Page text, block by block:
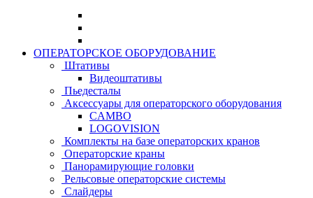
ОПЕРАТОРСКОЕ ОБОРУДОВАНИЕ
Штативы
Видеоштативы
Пьедесталы
Аксессуары для операторского оборудования
CAMBO
LOGOVISION
Комплекты на базе операторских кранов
Операторские краны
Панорамирующие головки
Рельсовые операторские системы
Слайдеры